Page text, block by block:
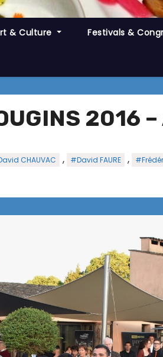
& Culture Festivals &
2016
CHAUVAC , #David FAURE ,